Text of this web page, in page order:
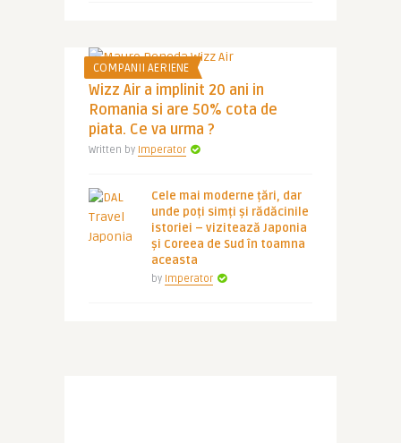
COMPANII AERIENE
Wizz Air a implinit 20 ani in
Romania si are 50% cota de
piata. Ce va urma ?
Written by Imperator
Cele mai moderne țări, dar
unde poți simți și rădăcinile
istoriei – vizitează Japonia
și Coreea de Sud în toamna
aceasta
by Imperator